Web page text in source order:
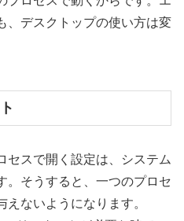
、デスクトップの使い方は変
セスで開く設定は、システム
。そうすると、一つのプロセ
ないようになります。